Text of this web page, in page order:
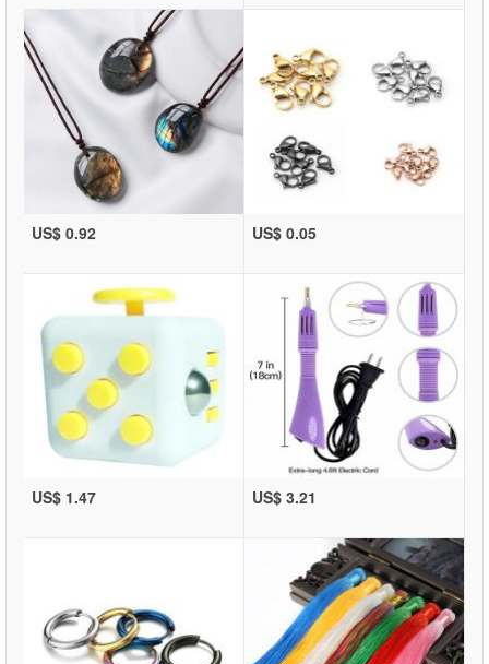
US$ 0.92 US$ 0.05
US$ 1.47 US$ 3.21